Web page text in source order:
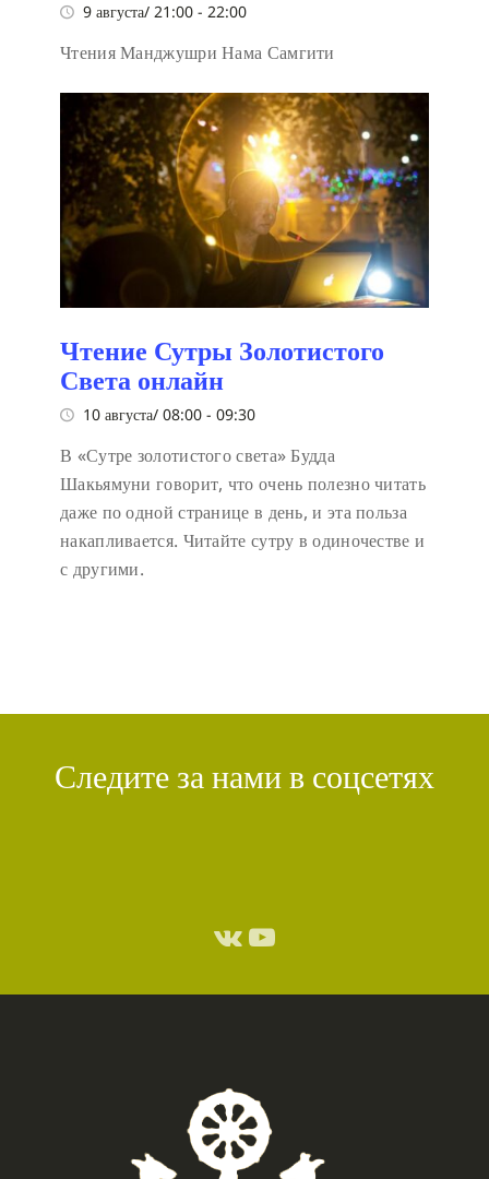
9 августа/ 21:00 - 22:00
Чтения Манджушри Нама Самгити
Чтение Сутры Золотистого
Света онлайн
10 августа/ 08:00 - 09:30
В «Сутре золотистого света» Будда
Шакьямуни говорит, что очень полезно читать
даже по одной странице в день, и эта польза
накапливается. Читайте сутру в одиночестве и
с другими.
Следите за нами в соцсетях